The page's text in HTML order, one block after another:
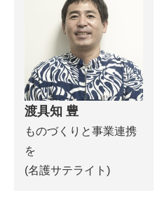
渡具知 豊
ものづくりと事業連携
を
(名護サテライト)